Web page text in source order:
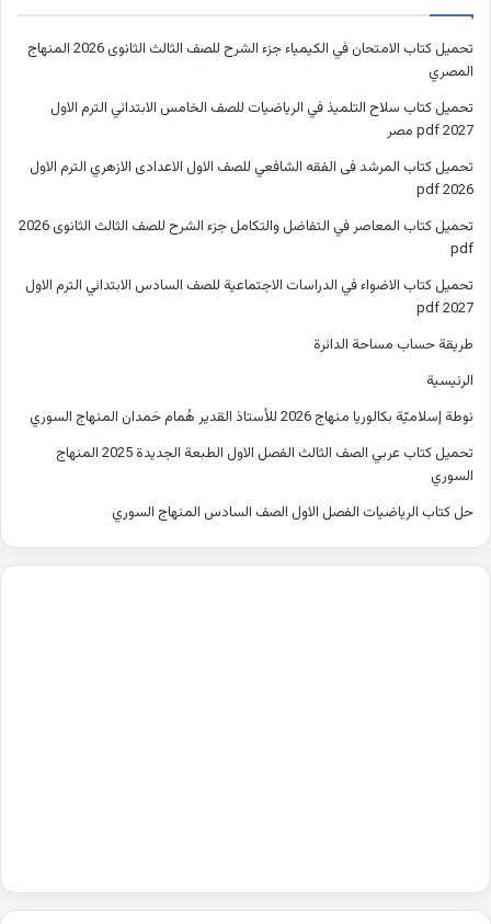
تحميل كتاب الامتحان في الكيمياء جزء الشرح للصف الثالث الثانوى 2026 المنهاج
المصري
تحميل كتاب سلاح التلميذ في الرياضيات للصف الخامس الابتدائي الترم الاول
2027 pdf مصر
تحميل كتاب المرشد فى الفقه الشافعي للصف الاول الاعدادى الازهري الترم الاول
2026 pdf
تحميل كتاب المعاصر في التفاضل والتكامل جزء الشرح للصف الثالث الثانوى 2026
pdf
تحميل كتاب الاضواء في الدراسات الاجتماعية للصف السادس الابتدائي الترم الاول
2027 pdf
طريقة حساب مساحة الدائرة
الرئيسية
نوطة إسلاميّة بكالوريا منهاج 2026 للأستاذ القدير هُمام حَمدان المنهاج السوري
تحميل كتاب عربي الصف الثالث الفصل الاول الطبعة الجديدة 2025 المنهاج
السوري
حل كتاب الرياضيات الفصل الاول الصف السادس المنهاج السوري